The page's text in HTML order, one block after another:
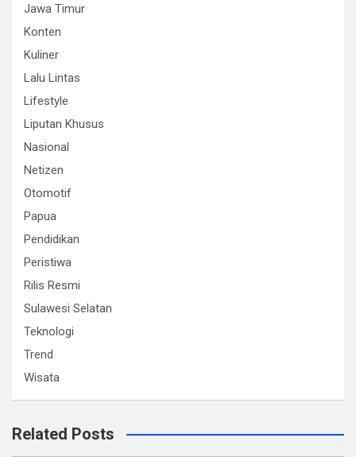
Jawa Timur
Konten
Kuliner
Lalu Lintas
Lifestyle
Liputan Khusus
Nasional
Netizen
Otomotif
Papua
Pendidikan
Peristiwa
Rilis Resmi
Sulawesi Selatan
Teknologi
Trend
Wisata
Related Posts